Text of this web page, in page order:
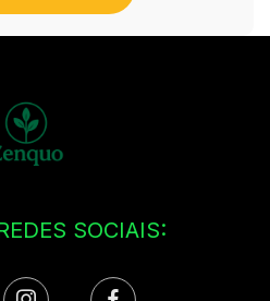
SOCIAIS: